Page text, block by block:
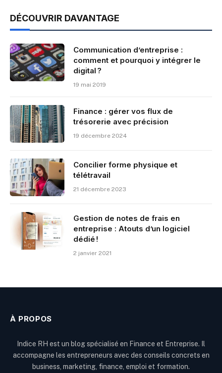
DÉCOUVRIR DAVANTAGE
Communication d’entreprise :
comment et pourquoi y intégrer le
digital ?
19 mai 2019
Finance : gérer vos flux de
trésorerie avec précision
19 décembre 2024
Concilier forme physique et
télétravail
21 décembre 2023
Gestion de notes de frais en
entreprise : Atouts d’un logiciel
dédié !
2 janvier 2021
À PROPOS
Indice RH est un blog spécialisé en Finance et Entreprise. Il
accompagne les entrepreneurs avec des conseils concrets en
business, marketing, finance, emploi et formation.